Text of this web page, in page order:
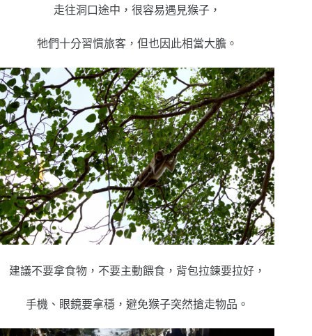
走往洞口途中，很容易遇見猴子，
牠們十分習慣旅客，但也因此相當大膽。
建議不要拿食物，不要主動餵食，背包拉鍊要拉好，
手機、眼鏡要拿穩，避免猴子突然搶走物品。